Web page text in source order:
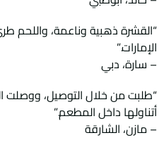
“القشرة ذهبية وناعمة، واللحم
الإمارات.”
– سارة، دبي
“طلبت من خلال التوصيل، ووصلت
أتناولها داخل المطعم.”
– مازن، الشارقة